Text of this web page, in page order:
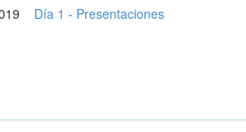
Día 1 - Presentaciones